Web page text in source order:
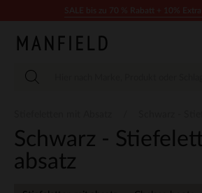
Schwarz -
absatz